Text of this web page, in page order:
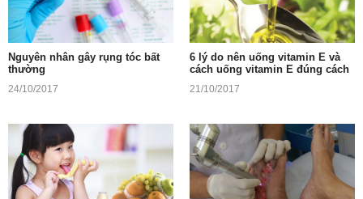
Nguyên nhân gây rụng tóc bất
thường
24/10/2017
6 lý do nên uống vitamin E và
cách uống vitamin E đúng cách
21/10/2017